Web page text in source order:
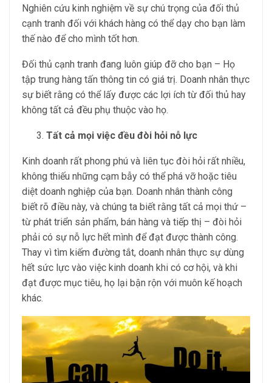
Nghiên cứu kinh nghiệm về sự chú trọng của đối thủ
cạnh tranh đối với khách hàng có thể dạy cho bạn làm
thế nào để cho mình tốt hơn.
Đối thủ cạnh tranh đang luôn giúp đỡ cho bạn – Họ
tập trung hàng tấn thông tin có giá trị. Doanh nhân thực
sự biết rằng có thể lấy được các lợi ích từ đối thủ hay
không tất cả đều phụ thuộc vào họ.
Tất cả mọi việc đều đòi hỏi nỗ lực
Kinh doanh rất phong phú và liên tục đòi hỏi rất nhiều,
không thiếu những cạm bẫy có thể phá vỡ hoặc tiêu
diệt doanh nghiệp của bạn. Doanh nhân thành công
biết rõ điều này, và chúng ta biết rằng tất cả mọi thứ –
từ phát triển sản phẩm, bán hàng và tiếp thị – đòi hỏi
phải có sự nỗ lực hết mình để đạt được thành công.
Thay vì tìm kiếm đường tắt, doanh nhân thực sự dùng
hết sức lực vào việc kinh doanh khi có cơ hội, và khi
đạt được mục tiêu, họ lại bận rộn với muôn kế hoạch
khác.